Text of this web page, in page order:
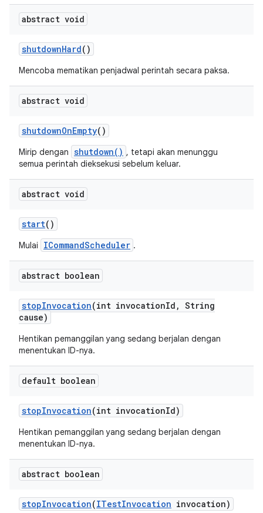
abstract void
shutdownHard()
Mencoba mematikan penjadwal perintah secara paksa.
abstract void
shutdownOnEmpty()
Mirip dengan shutdown() , tetapi akan menunggu
semua perintah dieksekusi sebelum keluar.
abstract void
start()
Mulai ICommandScheduler .
abstract boolean
stopInvocation(int invocationId , String
cause)
Hentikan pemanggilan yang sedang berjalan dengan
menentukan ID-nya.
default boolean
stopInvocation(int invocationId)
Hentikan pemanggilan yang sedang berjalan dengan
menentukan ID-nya.
abstract boolean
stopInvocation(ITestInvocation invocation)